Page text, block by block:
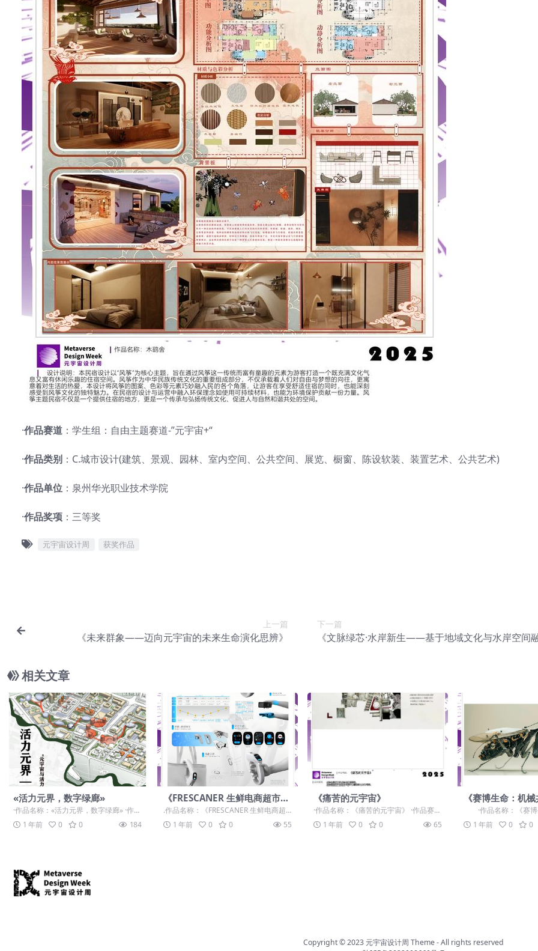
·作品赛道 ：学生组：自由主题赛道-”元宇宙+“
·作品类别 ：C.城市设计(建筑、景观、园林、室内空间、公共空间、展览、橱窗、陈设软装、装置艺术、公共艺术)
·作品单位 ：泉州华光职业技术学院
·作品奖项 ：三等奖
元宇宙设计周 获奖作品
上一篇
《未来群象——迈向元宇宙的未来生命演化思辨》
下一篇
《文脉绿芯·水岸新生——基于地域文化与水岸空间
相关文章
«活力元界，数字绿廊»
·作品名称：«活力元界，数字绿廊» ·作品
赛道：学生组：自由主题赛道-”元宇宙
+... 1 年前 0 0 184
《FRESCANER 生鲜电商超市智
能扫码终端》
.作品名称：《FRESCANER 生鲜电商超
市智能扫码终端》 .作品赛道：学生组...
1 年前 0 0 55
《痛苦的元宇宙》
·作品名称：《痛苦的元宇宙》 ·作品赛
道：学生组：自由主题赛道-”元宇宙+“ ·...
1 年前 0 0 65
《赛博生命：机
蓝图》
·作品名称：《赛博
体的未来蓝图》 ·作品
1 年前 0 0
Copyright © 2023 元宇宙设计周 Theme- All rights reserved